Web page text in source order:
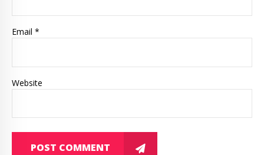
Email *
Website
POST COMMENT